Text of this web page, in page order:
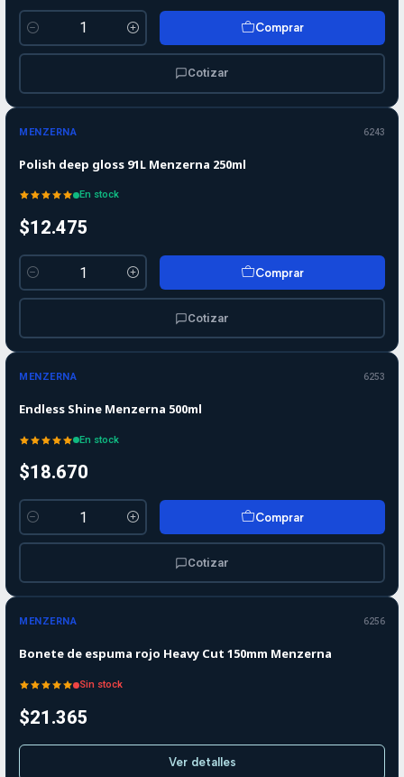
Cantidad
Comprar
Cotizar
MENZERNA 6243
Polish deep gloss 91L Menzerna 250ml
En stock
$12.475
Cantidad
Comprar
Cotizar
MENZERNA 6253
Endless Shine Menzerna 500ml
En stock
$18.670
Cantidad
Comprar
Cotizar
Agotado
MENZERNA 6256
Bonete de espuma rojo Heavy Cut 150mm Menzerna
Sin stock
$21.365
Ver detalles